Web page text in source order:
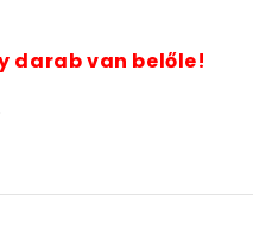
darab van belőle!